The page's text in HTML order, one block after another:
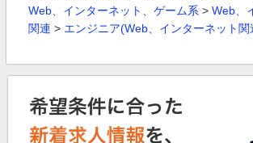
Web、インターネット、ゲーム系 > Web、
関連 > エンジニア(Web、インターネット関